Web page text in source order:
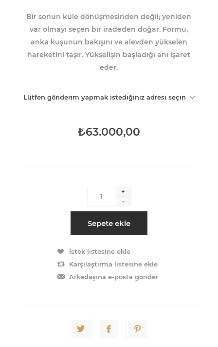
Bir sonun küle dönüşmesinden değil; yeniden
var olmayı seçen bir iradeden doğar. Formu,
anka kuşunun bakışını ve alevden yükselen
hareketini taşır. Yükselişin başladığı anı işaret
eder.
Lütfen gönderim yapmak istediğiniz adresi seçin
₺63.000,00
+
-
Sepete ekle
İstek listesine ekle
Karşılaştırma listesine ekle
Arkadaşına e-posta gönder